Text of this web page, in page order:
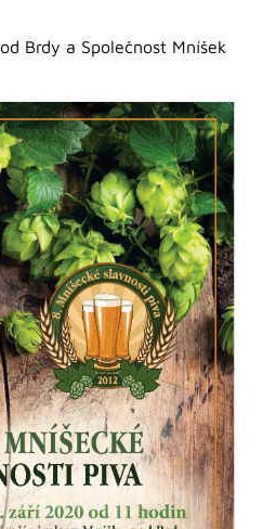
Brdy a Společnost Mníšek